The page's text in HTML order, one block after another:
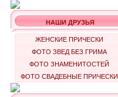
НАШИ ДРУЗЬЯ
ЖЕНСКИЕ ПРИЧЕСКИ
ФОТО ЗВЕД БЕЗ ГРИМА
ФОТО ЗНАМЕНИТОСТЕЙ
ФОТО СВАДЕБНЫЕ ПРИЧЕСКИ